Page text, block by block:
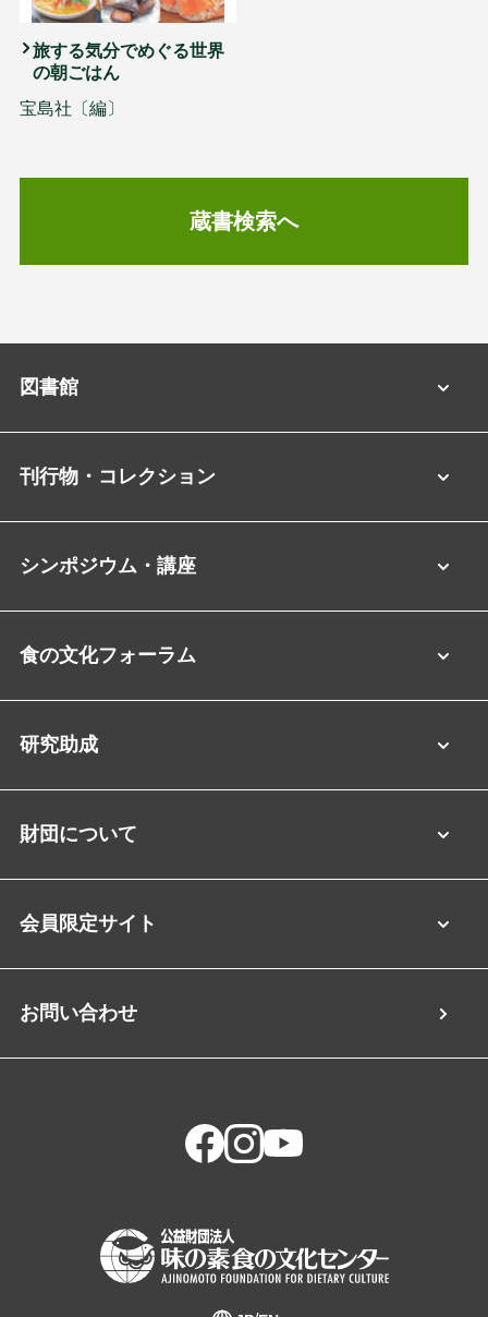
旅する気分でめぐる世界
の朝ごはん
宝島社〔編〕
蔵書検索へ
図書館
刊行物・コレクション
シンポジウム・講座
食の文化フォーラム
研究助成
財団について
会員限定サイト
お問い合わせ